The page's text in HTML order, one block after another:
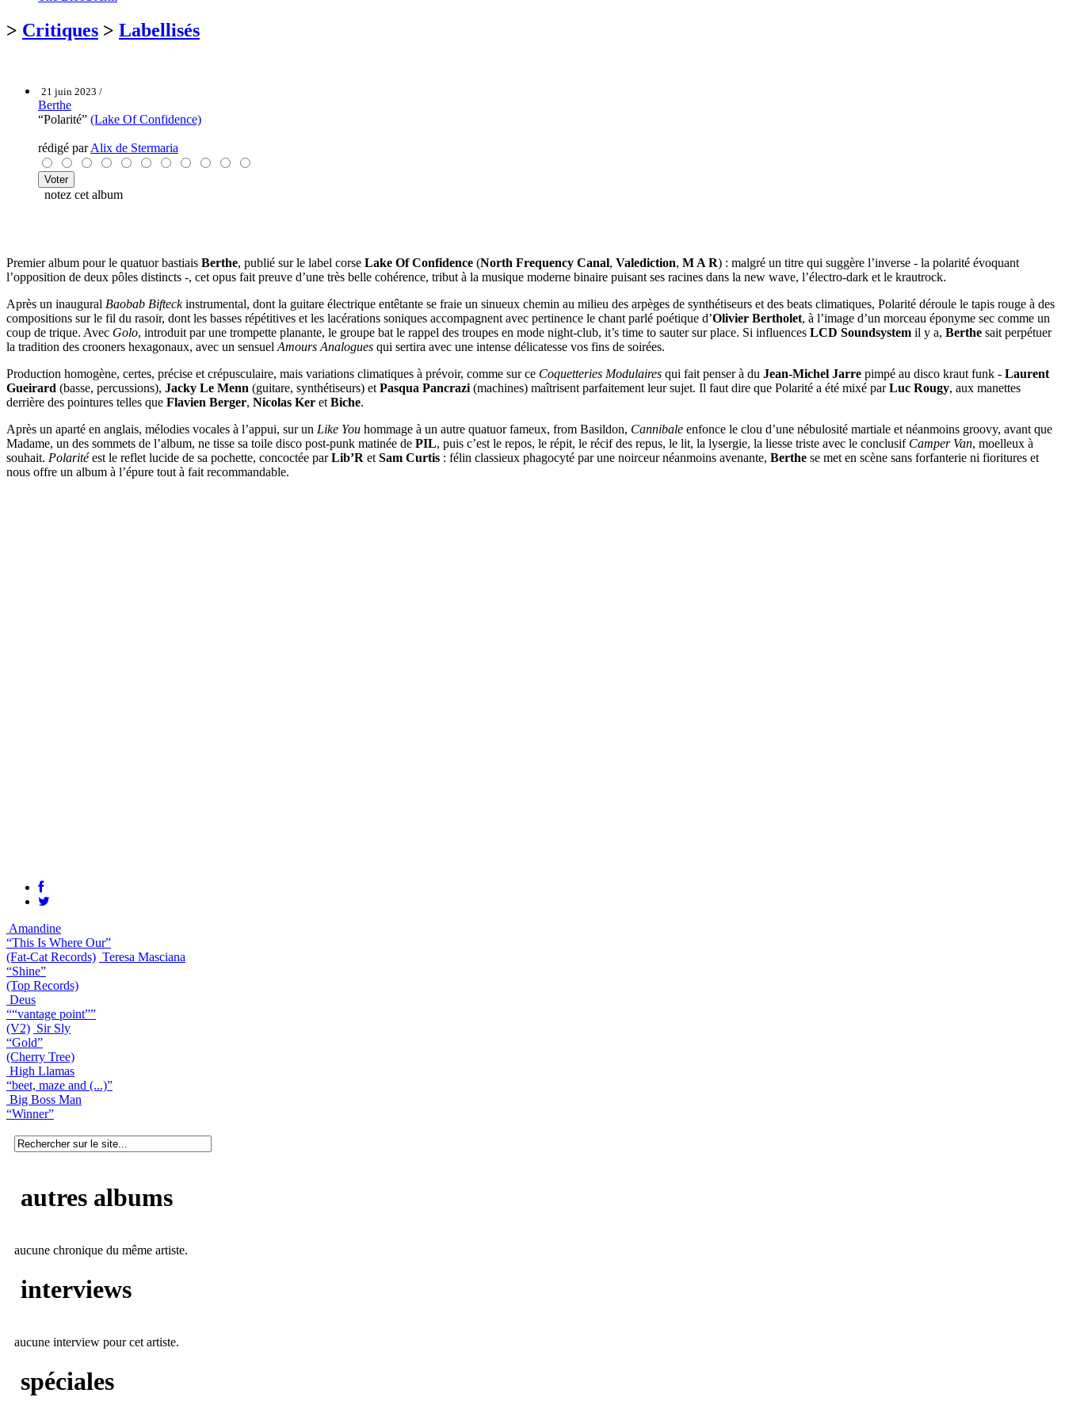
> Critiques > Labellisés
21 juin 2023 /
Berthe
“Polarité” (Lake Of Confidence)
rédigé parAlix de Stermaria
notez cet album
Premier album pour le quatuor bastiais Berthe, publié sur le label corse Lake Of Confidence (North Frequency Canal, Valediction, M A R) : malgré un titre qui suggère l’inverse - la polarité évoquant
l’opposition de deux pôles distincts -, cet opus fait preuve d’une très belle cohérence, tribut à la musique moderne binaire puisant ses racines dans la new wave, l’électro-dark et le krautrock.
Après un inaugural Baobab Bifteckinstrumental, dont la guitare électrique entêtante se fraie un sinueux chemin au milieu des arpèges de synthétiseurs et des beats climatiques, Polarité déroule le tapis rouge à des
compositions sur le fil du rasoir, dont les basses répétitives et les lacérations soniques accompagnent avec pertinence le chant parlé poétique d’Olivier Bertholet, à l’image d’un morceau éponyme sec comme un
coup de trique. Avec Golo, introduit par une trompette planante, le groupe bat le rappel des troupes en mode night-club, it’s time to sauter sur place. Si influences LCD Soundsystem il y a, Berthe sait perpétuer
la tradition des crooners hexagonaux, avec un sensuel Amours Analogues qui sertira avec une intense délicatesse vos fins de soirées.
Production homogène, certes, précise et crépusculaire, mais variations climatiques à prévoir, comme sur ce Coquetteries Modulaires qui fait penser à du Jean-Michel Jarre pimpé au disco kraut funk - Laurent
Gueirard (basse, percussions), Jacky Le Menn (guitare, synthétiseurs) et Pasqua Pancrazi (machines) maîtrisent parfaitement leur sujet. Il faut dire que Polarité a été mixé parLuc Rougy, aux manettes
derrière des pointures telles que Flavien Berger, Nicolas Ker et Biche.
Après un aparté en anglais, mélodies vocales à l’appui, sur un Like You hommage à un autre quatuor fameux, from Basildon, Cannibale enfonce le clou d’une nébulosité martiale et néanmoins groovy, avant que
Madame, un des sommets de l’album, ne tisse sa toile disco post-punk matinée de PIL, puis c’est le repos, le répit, le récif des repus, le lit, la lysergie, la liesse triste avec le conclusif Camper Van, moelleux à
souhait. Polaritéest le reflet lucide de sa pochette, concoctée parLib’R et Sam Curtis : félin classieux phagocyté par une noirceur néanmoins avenante, Berthe se met en scène sans forfanterie ni fioritures et
nous offre un album à l’épure tout à fait recommandable.
Amandine
“This Is Where Our”
(Fat-Cat Records) Teresa Masciana
“Shine”
(Top Records)
Deus
““vantage point””
(V2) Sir Sly
“Gold”
(Cherry Tree)
High Llamas
“beet, maze and (...)”
Big Boss Man
“Winner”
autres albums
aucune chronique du même artiste.
interviews
aucune interview pour cet artiste.
spéciales